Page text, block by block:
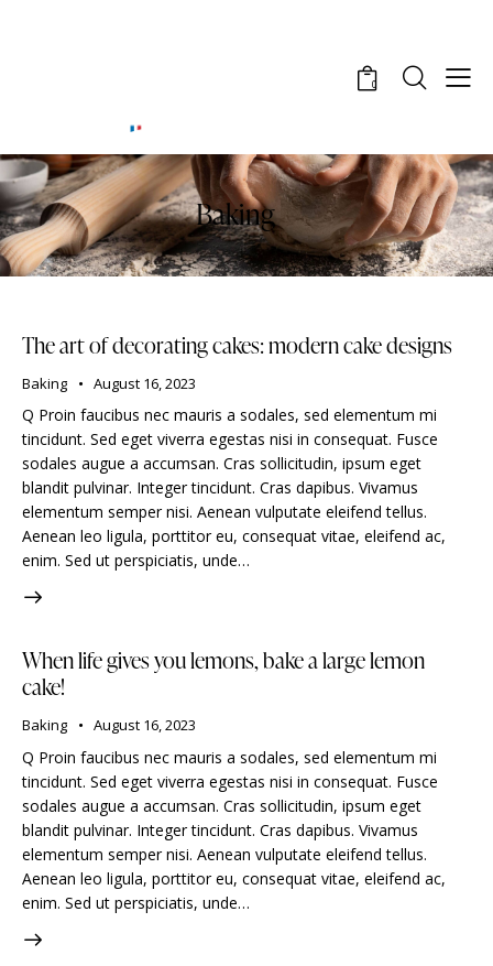
0
Baking
The art of decorating cakes: modern cake designs
Baking August 16, 2023
Q Proin faucibus nec mauris a sodales, sed elementum mi
tincidunt. Sed eget viverra egestas nisi in consequat. Fusce
sodales augue a accumsan. Cras sollicitudin, ipsum eget
blandit pulvinar. Integer tincidunt. Cras dapibus. Vivamus
elementum semper nisi. Aenean vulputate eleifend tellus.
Aenean leo ligula, porttitor eu, consequat vitae, eleifend ac,
enim. Sed ut perspiciatis, unde…
When life gives you lemons, bake a large lemon
cake!
Baking August 16, 2023
Q Proin faucibus nec mauris a sodales, sed elementum mi
tincidunt. Sed eget viverra egestas nisi in consequat. Fusce
sodales augue a accumsan. Cras sollicitudin, ipsum eget
blandit pulvinar. Integer tincidunt. Cras dapibus. Vivamus
elementum semper nisi. Aenean vulputate eleifend tellus.
Aenean leo ligula, porttitor eu, consequat vitae, eleifend ac,
enim. Sed ut perspiciatis, unde…